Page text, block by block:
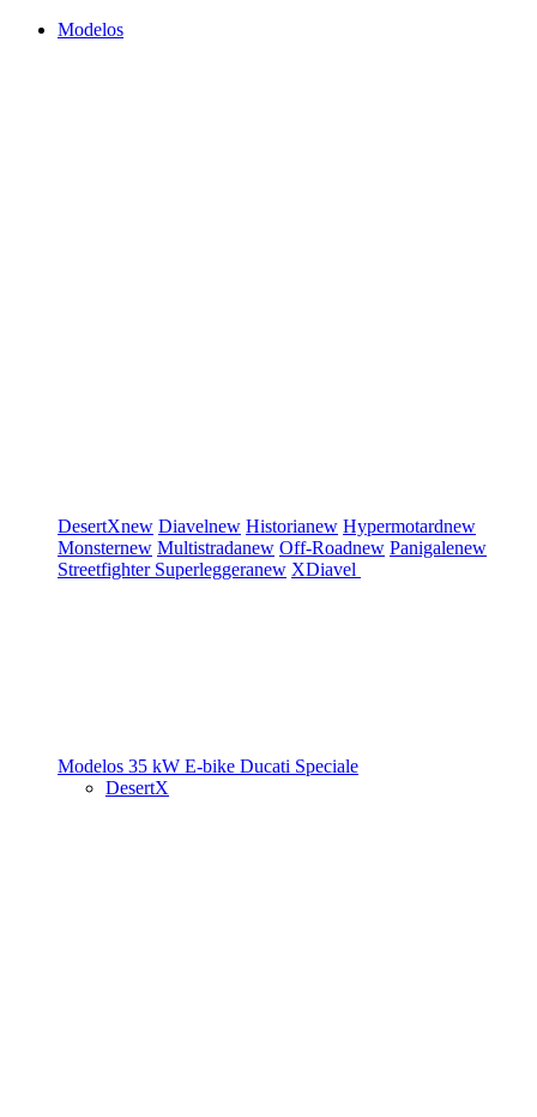
Modelos
DesertXnew Diavelnew Historianew Hypermotardnew
Monsternew Multistradanew Off-Roadnew Panigalenew
Streetfighter Superleggeranew XDiavel
Modelos 35 kW E-bike Ducati Speciale
DesertX